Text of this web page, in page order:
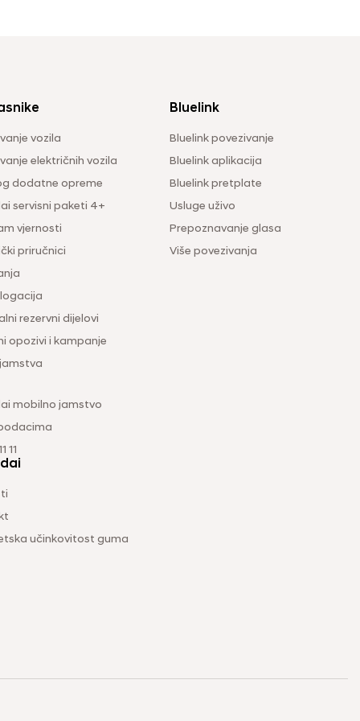
vozila
električnih vozila
dodatne opreme
servisni paketi 4+
vjernosti
priručnici
rezervni dijelovi
opozivi i kampanje
mobilno jamstvo
11
Bluelink
Bluelink povezivanje
Bluelink aplikacija
Bluelink pretplate
Usluge uživo
Prepoznavanje glasa
Više povezivanja
učinkovitost guma